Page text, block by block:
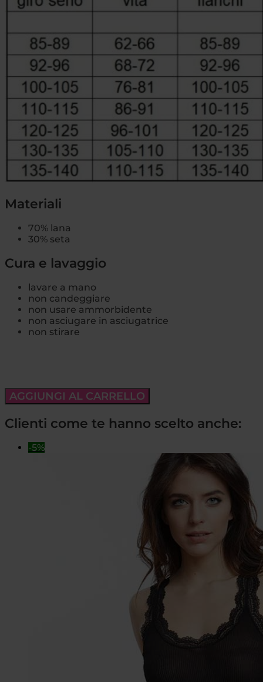
Materiali
70% lana
30% seta
Cura e lavaggio
lavare a mano
non candeggiare
non usare ammorbidente
non asciugare in asciugatrice
non stirare
AGGIUNGI AL CARRELLO
Clienti come te hanno scelto anche:
-5%